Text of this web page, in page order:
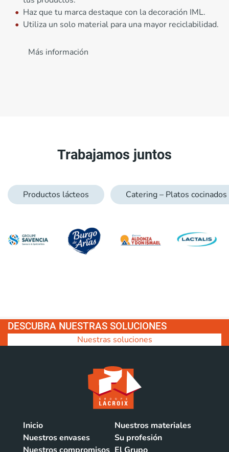
Haz que tu marca destaque con la decoración IML.
Utiliza un solo material para una mayor reciclabilidad.
Más información
Trabajamos juntos
Productos lácteos Catering – Platos cocinados
DESCUBRA NUESTRAS SOLUCIONES
Nuestras soluciones
Inicio
Nuestros materiales
Nuestros envases
Su profesión